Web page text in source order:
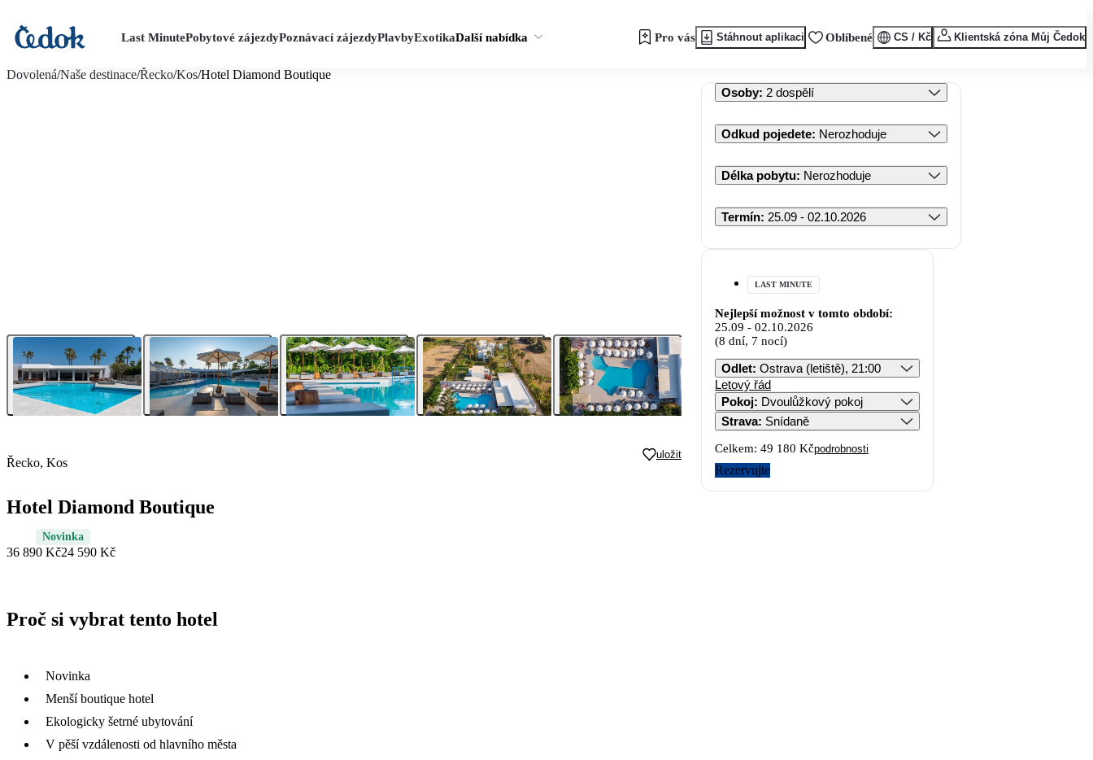
Last MinutePobytové zájezdyPoznávací zájezdyPlavbyExotikaDalší nabídka Pro vás Stáhnout aplikaci Oblíbené CS / Kč Klientská zóna Můj Čedok
Dovolená/Naše destinace/Řecko/Kos/Hotel Diamond Boutique
Řecko, Kos
uložit
Hotel Diamond Boutique
Novinka
36 890 Kč24 590 Kč
Proč si vybrat tento hotel
Novinka
Menší boutique hotel
Ekologicky šetrné ubytování
V pěší vzdálenosti od hlavního města
Osoby: 2 dospělí
Odkud pojedete: Nerozhoduje
Délka pobytu: Nerozhoduje
Termín: 25.09 - 02.10.2026
LAST MINUTE
Nejlepší možnost v tomto období:
25.09 - 02.10.2026
(8 dní, 7 nocí)
Odlet: Ostrava (letiště), 21:00
Letový řád
Pokoj: Dvoulůžkový pokoj
Strava: Snídaně
Celkem: 49 180 Kčpodrobnosti
Rezervujte